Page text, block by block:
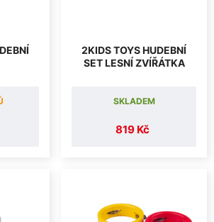
2KIDS TOYS HUDEBNÍ
SET LESNÍ ZVÍŘÁTKA
819 Kč
SKLADEM